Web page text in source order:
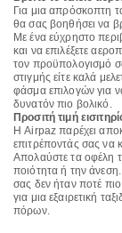
Για μια απρόσκοπτη
θα σας βοηθήσει να
Με ένα εύχρηστο
και να επιλέξετε
τον προϋπολογισμό
στιγμής είτε καλά
φάσμα επιλογών για
δυνατόν πιο βολικό.
Προσιτή τιμή
Η Airpaz παρέχει
επιτρέποντάς σας να
Απολαύστε τα οφέλη
ποιότητα ή την
σας δεν ήταν ποτέ
για μια εξαιρετική
πόρων.